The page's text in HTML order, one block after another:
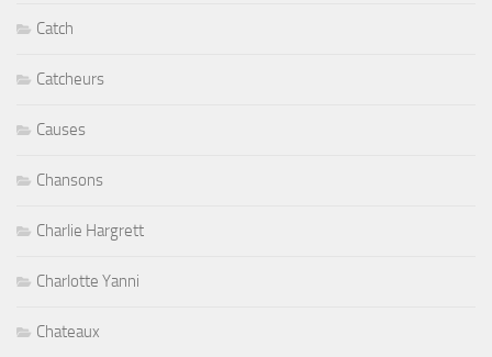
Catch
Catcheurs
Causes
Chansons
Charlie Hargrett
Charlotte Yanni
Chateaux